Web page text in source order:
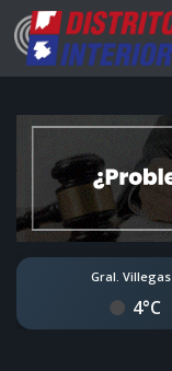
Gral. Villegas
4°C